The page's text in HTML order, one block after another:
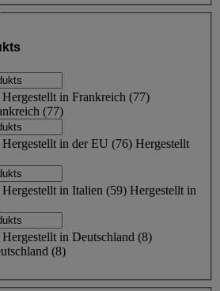
Hergestellt in Frankreich (77)
(77)
Hergestellt in der EU (76) Hergestellt
Hergestellt in Italien (59) Hergestellt in
Hergestellt in Deutschland (8)
(8)